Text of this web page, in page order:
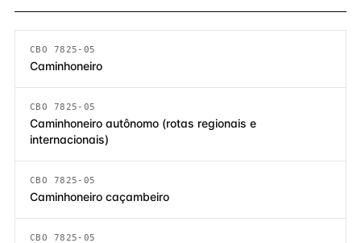
CBO 7825-05
Caminhoneiro
CBO 7825-05
Caminhoneiro autônomo (rotas regionais e
internacionais)
CBO 7825-05
Caminhoneiro caçambeiro
CBO 7825-05